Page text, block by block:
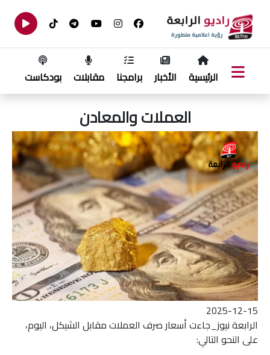
الرئيسية الأخبار برامجنا مقابلات بودكاست
العملات والمعادن
2025-12-15
الرابعة نيوز_جاءت أسعار صرف العملات مقابل الشيكل، اليوم،
على النحو التالي: